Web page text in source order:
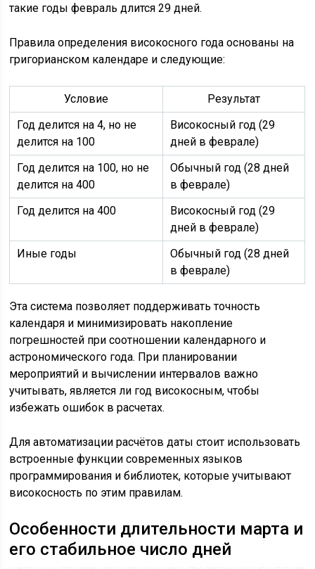
такие годы февраль длится 29 дней.
Правила определения високосного года основаны на
григорианском календаре и следующие:
Условие
Результат
Год делится на 4, но не
делится на 100
Високосный год (29
дней в феврале)
Год делится на 100, но не
делится на 400
Обычный год (28 дней
в феврале)
Год делится на 400
Високосный год (29
дней в феврале)
Иные годы
Обычный год (28 дней
в феврале)
Эта система позволяет поддерживать точность
календаря и минимизировать накопление
погрешностей при соотношении календарного и
астрономического года. При планировании
мероприятий и вычислении интервалов важно
учитывать, является ли год високосным, чтобы
избежать ошибок в расчетах.
Для автоматизации расчётов даты стоит использовать
встроенные функции современных языков
программирования и библиотек, которые учитывают
високосность по этим правилам.
Особенности длительности марта и
его стабильное число дней